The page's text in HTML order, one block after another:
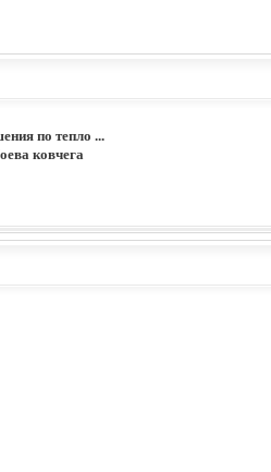
по тепло ...
ковчега